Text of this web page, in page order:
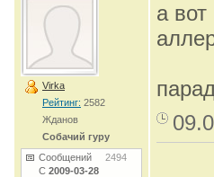
Virka
Рейтинг: 2582
Жданов
Собачий гуру
Сообщений 2494
С 2009-03-28
а